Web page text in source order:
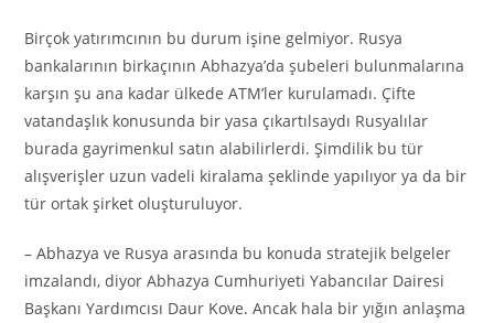
Birçok yatırımcının bu durum işine gelmiyor. Rusya
bankalarının birkaçının Abhazya’da şubeleri bulunmalarına
karşın şu ana kadar ülkede ATM’ler kurulamadı. Çifte
vatandaşlık konusunda bir yasa çıkartılsaydı Rusyalılar
burada gayrimenkul satın alabilirlerdi. Şimdilik bu tür
alışverişler uzun vadeli kiralama şeklinde yapılıyor ya da bir
tür ortak şirket oluşturuluyor.
– Abhazya ve Rusya arasında bu konuda stratejik belgeler
imzalandı, diyor Abhazya Cumhuriyeti Yabancılar Dairesi
Başkanı Yardımcısı Daur Kove. Ancak hala bir yığın anlaşma